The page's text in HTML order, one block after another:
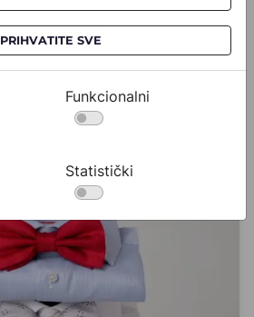
PRIHVATITE SVE
Funkcionalni
Statistički